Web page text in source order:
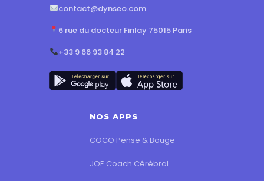
contact@dynseo.com
6 rue du docteur Finlay 75015 Paris
+33 9 66 93 84 22
NOS APPS
COCO Pense & Bouge
JOE Coach Cérébral